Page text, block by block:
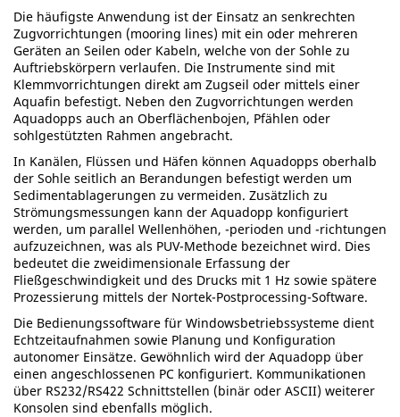
Die häufigste Anwendung ist der Einsatz an senkrechten
Zugvorrichtungen (mooring lines) mit ein oder mehreren
Geräten an Seilen oder Kabeln, welche von der Sohle zu
Auftriebskörpern verlaufen. Die Instrumente sind mit
Klemmvorrichtungen direkt am Zugseil oder mittels einer
Aquafin befestigt. Neben den Zugvorrichtungen werden
Aquadopps auch an Oberflächenbojen, Pfählen oder
sohlgestützten Rahmen angebracht.
In Kanälen, Flüssen und Häfen können Aquadopps oberhalb
der Sohle seitlich an Berandungen befestigt werden um
Sedimentablagerungen zu vermeiden. Zusätzlich zu
Strömungsmessungen kann der Aquadopp konfiguriert
werden, um parallel Wellenhöhen, -perioden und -richtungen
aufzuzeichnen, was als PUV-Methode bezeichnet wird. Dies
bedeutet die zweidimensionale Erfassung der
Fließgeschwindigkeit und des Drucks mit 1 Hz sowie spätere
Prozessierung mittels der Nortek-Postprocessing-Software.
Die Bedienungssoftware für Windowsbetriebssysteme dient
Echtzeitaufnahmen sowie Planung und Konfiguration
autonomer Einsätze. Gewöhnlich wird der Aquadopp über
einen angeschlossenen PC konfiguriert. Kommunikationen
über RS232/RS422 Schnittstellen (binär oder ASCII) weiterer
Konsolen sind ebenfalls möglich.